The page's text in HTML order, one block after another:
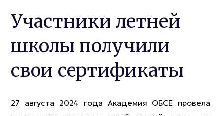
Участники летней
школы получили
свои сертификаты
27 августа 2024 года Академия ОБСЕ провела